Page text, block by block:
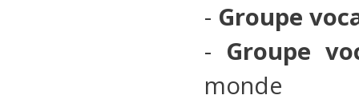
- Groupe
- Groupe
monde